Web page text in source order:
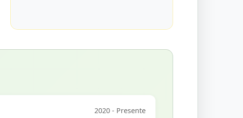
2020 - Presente